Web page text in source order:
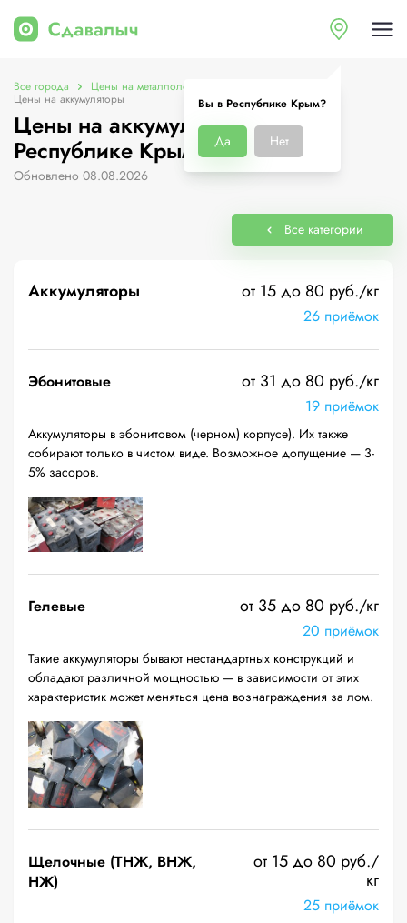
Вы в Республике Крым?
Да Нет
Все города Цены на металлолом в Республике Крым
Цены на аккумуляторы
Цены на аккумуляторы в
Республике Крым
Обновлено 08.08.2026
Все категории
Аккумуляторы от 15 до 80 руб./кг
26 приёмок
Эбонитовые от 31 до 80 руб./кг
19 приёмок
Аккумуляторы в эбонитовом (черном) корпусе). Их также
собирают только в чистом виде. Возможное допущение — 3-
5% засоров.
Гелевые от 35 до 80 руб./кг
20 приёмок
Такие аккумуляторы бывают нестандартных конструкций и
обладают различной мощностью — в зависимости от этих
характеристик может меняться цена вознаграждения за лом.
Щелочные (ТНЖ, ВНЖ,
НЖ)
от 15 до 80 руб./
кг
25 приёмок